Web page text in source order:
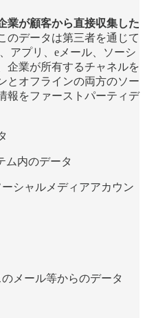
業が顧客から直接収集した
のデータは第三者を通じて
アプリ、eメール、ソーシ
企業が所有するチャネルを
とオフラインの両方のソー
報をファーストパーティデ
ム内のデータ
シャルメディアアカウン
メール等からのデータ